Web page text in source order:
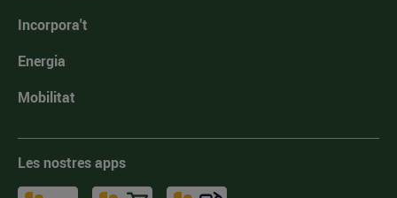
Incorpora't
Energia
Mobilitat
Les nostres apps